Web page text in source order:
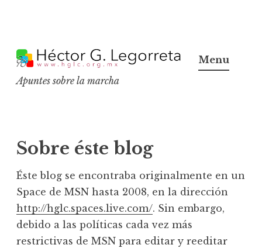
k
p
c
o
n
t
e
n
t
Apuntes sobre la marcha
Menu
Sobre éste blog
Éste blog se encontraba originalmente en un
Space de MSN hasta 2008, en la dirección
http://hglc.spaces.live.com/. Sin embargo,
debido a las políticas cada vez más
restrictivas de MSN para editar y reeditar